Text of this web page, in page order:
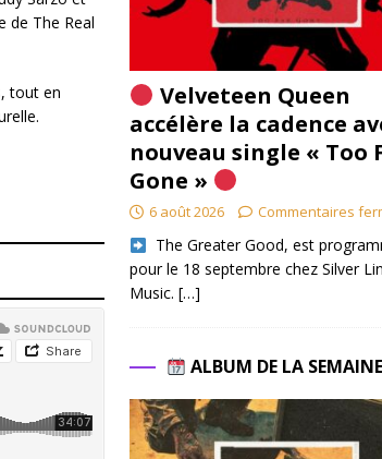
de The Real
tout en
Velveteen Queen
accélère la cadence
nouveau single « Too
Gone »
6 août 2026 Commentaires
The Greater Good, est
pour le 18 septembre chez Silver
Music. […]
ALBUM DE LA SEMAINE